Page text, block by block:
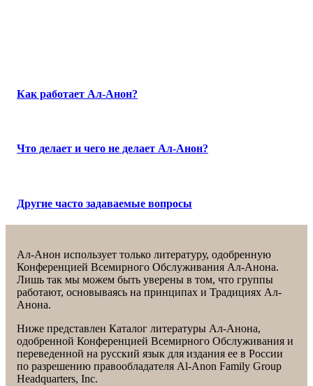
Как работает Ал-Анон?
Что делает и чего не делает Ал-Анон?
Другие часто задаваемые вопросы
Ал-Анон использует только литературу, одобренную
Конференцией Всемирного Обслуживания Ал-Анона.
Лишь так мы можем быть уверены в том, что группы
работают, основываясь на принципах и Традициях Ал-
Анона.
Ниже представлен Каталог литературы Ал-Анона,
одобренной Конференцией Всемирного Обслуживания и
переведенной на русский язык для издания ее в России
по разрешению правообладателя Al-Anon Family Group
Headquarters, Inc.